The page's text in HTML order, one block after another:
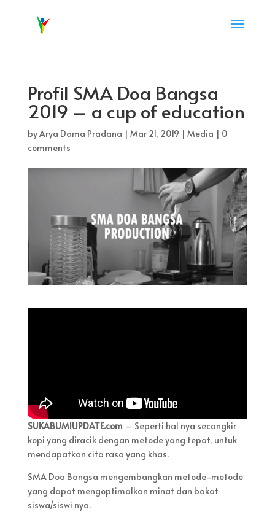
Profil SMA Doa Bangsa
2019 – a cup of education
byArya Dama Pradana | Mar 21, 2019 | Media | 0
comments
SUKABUMIUPDATE.com – Seperti hal nya secangkir
kopi yang diracik dengan metode yang tepat, untuk
mendapatkan cita rasa yang khas.
SMA Doa Bangsa mengembangkan metode-metode
yang dapat mengoptimalkan minat dan bakat
siswa/siswi nya.